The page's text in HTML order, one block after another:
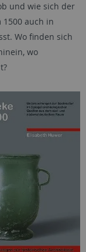
und wie sich der
auch in
Wo finden sich
wo